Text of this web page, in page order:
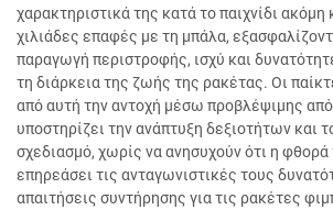
χαρακτηριστικά της κατά το παιχνίδι ακόμη
χιλιάδες επαφές με τη μπάλα,
παραγωγή περιστροφής, ισχύ και
τη διάρκεια της ζωής της ρακέτας. Οι
από αυτή την αντοχή μέσω προβλέψιμης
υποστηρίζει την ανάπτυξη δεξιοτήτων και
σχεδιασμό, χωρίς να ανησυχούν ότι η
επηρεάσει τις ανταγωνιστικές τους
απαιτήσεις συντήρησης για τις ρακέτες